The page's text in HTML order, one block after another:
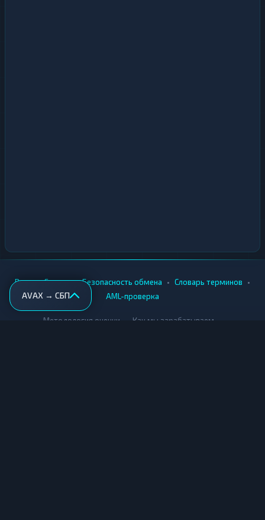
AVAX → СБП
Вики • Города • Безопасность обмена • Словарь терминов •
AML-проверка
Методология оценки Как мы зарабатываем